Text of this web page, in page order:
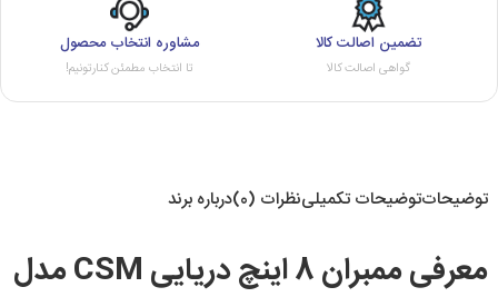
تضمین اصالت کالا
گواهی اصالت کالا
مشاوره انتخاب محصول
تا انتخاب مطمئن کنارتونیم!
توضیحاتتوضیحات تکمیلینظرات (0) درباره برند
معرفی ممبران 8 اینچ دریایی CSM مدل